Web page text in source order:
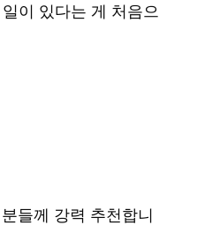
이 있다는 게 처음으
들께 강력 추천합니